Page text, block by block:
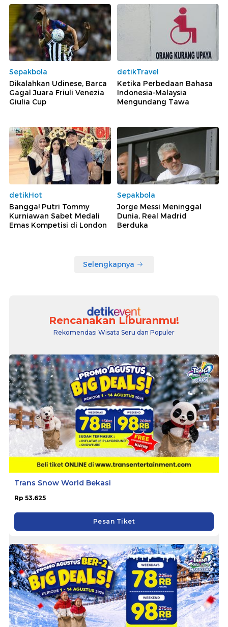
Sepakbola
Dikalahkan Udinese, Barca
Gagal Juara Friuli Venezia
Giulia Cup
detikTravel
Ketika Perbedaan Bahasa
Indonesia-Malaysia
Mengundang Tawa
detikHot
Bangga! Putri Tommy
Kurniawan Sabet Medali
Emas Kompetisi di London
Sepakbola
Jorge Messi Meninggal
Dunia, Real Madrid
Berduka
Selengkapnya
Rencanakan Liburanmu!
Rekomendasi Wisata Seru dan Populer
Trans Snow World Bekasi
Rp 53.625
Pesan Tiket